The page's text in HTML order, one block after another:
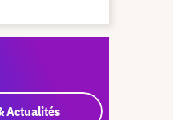
Actualités